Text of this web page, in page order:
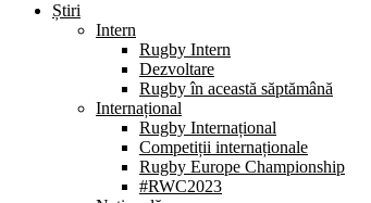
Știri
Intern
Rugby Intern
Dezvoltare
Rugby în această săptămână
Internațional
Rugby Internațional
Competiții internaționale
Rugby Europe Championship
#RWC2023